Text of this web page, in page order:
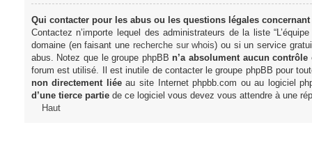
Qui contacter pour les abus ou les questions légales
Contactez n’importe lequel des administrateurs de la liste
domaine (en faisant une recherche sur whois) ou si un service
abus. Notez que le groupe phpBB n’a absolument aucun contrôle
forum est utilisé. Il est inutile de contacter le groupe phpBB pour
non directement liéeau site Internet phpbb.com ou au logiciel
d’une tierce partiede ce logiciel vous devez vous attendre à une
Haut